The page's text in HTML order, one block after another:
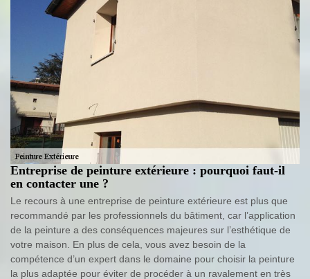
Entreprise de peinture extérieure : pourquoi faut-il
en contacter une ?
Le recours à une entreprise de peinture extérieure est plus que
recommandé par les professionnels du bâtiment, car l’application
de la peinture a des conséquences majeures sur l’esthétique de
votre maison. En plus de cela, vous avez besoin de la
compétence d’un expert dans le domaine pour choisir la peinture
la plus adaptée pour éviter de procéder à un ravalement en très